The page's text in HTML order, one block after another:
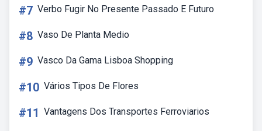
#7 Verbo Fugir No Presente Passado E Futuro
#8 Vaso De Planta Medio
#9 Vasco Da Gama Lisboa Shopping
#10 Vários Tipos De Flores
#11 Vantagens Dos Transportes Ferroviarios